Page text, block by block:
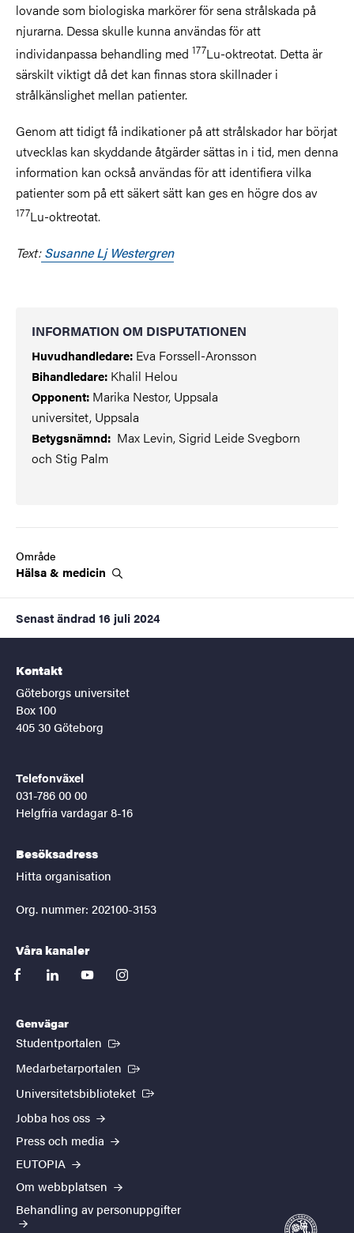
lovande som biologiska markörer för sena strålskada på
njurarna. Dessa skulle kunna användas för att
individanpassa behandling med 177Lu-oktreotat. Detta är
särskilt viktigt då det kan finnas stora skillnader i
strålkänslighet mellan patienter.
Genom att tidigt få indikationer på att strålskador har börjat
utvecklas kan skyddande åtgärder sättas in i tid, men denna
information kan också användas för att identifiera vilka
patienter som på ett säkert sätt kan ges en högre dos av
177Lu-oktreotat.
Text:Susanne Lj Westergren
INFORMATION OM DISPUTATIONEN
Huvudhandledare: Eva Forssell-Aronsson
Bihandledare: Khalil Helou
Opponent: Marika Nestor, Uppsala
universitet, Uppsala
Betygsnämnd: Max Levin, Sigrid Leide Svegborn
och Stig Palm
Område
Hälsa & medicin
Senast ändrad 16 juli 2024
Kontakt
Göteborgs universitet
Box 100
405 30 Göteborg
Telefonväxel
031-786 00 00
Helgfria vardagar 8-16
Besöksadress
Hitta organisation
Org. nummer: 202100-3153
Våra kanaler
facebooklinkedinyoutubeinstagram
Genvägar
Studentportalen (Extern länk)
Medarbetarportalen (Extern länk)
Universitetsbiblioteket (Extern länk)
Jobba hos oss
Press och media
EUTOPIA
Om webbplatsen
Behandling av personuppgifter